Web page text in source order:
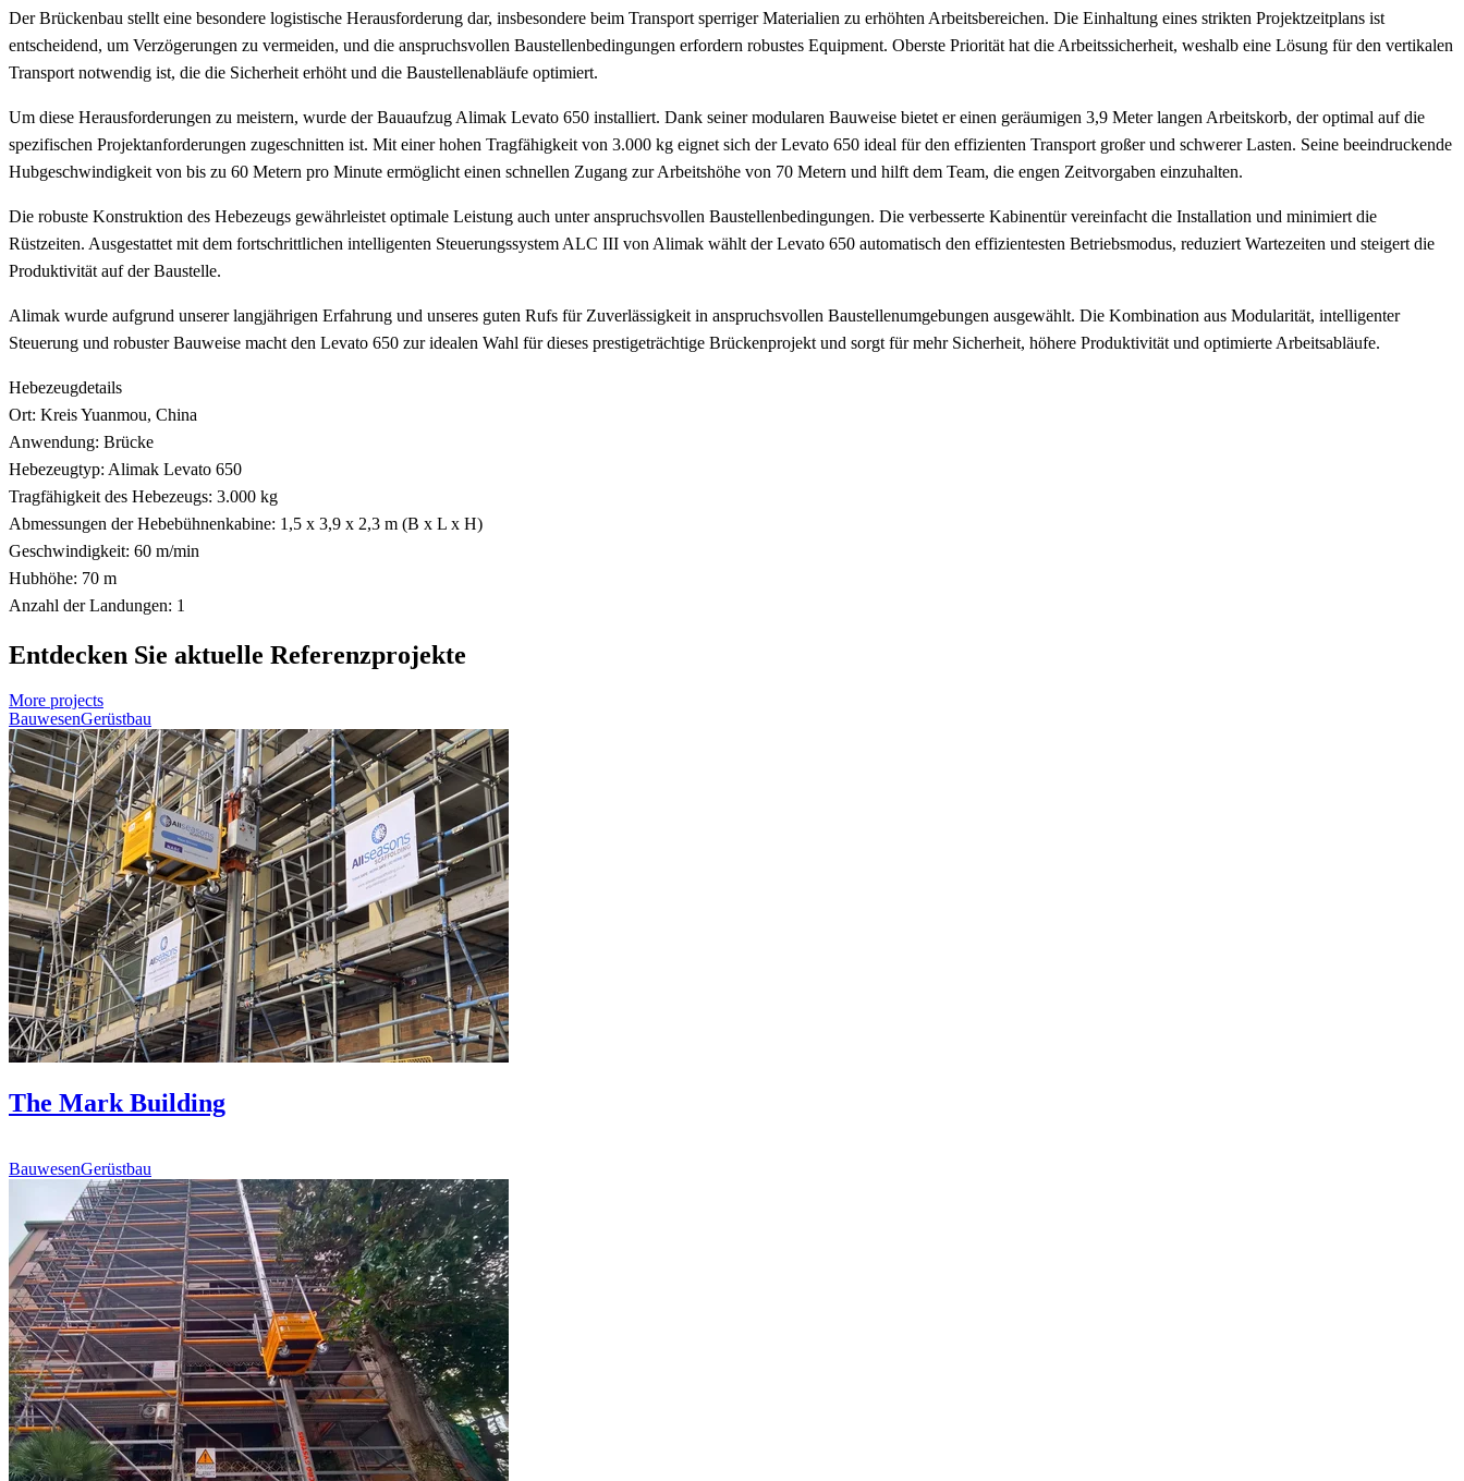
Der Brückenbau stellt eine besondere logistische Herausforderung dar, insbesondere beim Transport sperriger Materialien zu erhöhten Arbeitsbereichen. Die Einhaltung eines strikten Projektzeitplans ist
entscheidend, um Verzögerungen zu vermeiden, und die anspruchsvollen Baustellenbedingungen erfordern robustes Equipment. Oberste Priorität hat die Arbeitssicherheit, weshalb eine Lösung für den vertikalen
Transport notwendig ist, die die Sicherheit erhöht und die Baustellenabläufe optimiert.
Um diese Herausforderungen zu meistern, wurde der Bauaufzug Alimak Levato 650 installiert. Dank seiner modularen Bauweise bietet er einen geräumigen 3,9 Meter langen Arbeitskorb, der optimal auf die
spezifischen Projektanforderungen zugeschnitten ist. Mit einer hohen Tragfähigkeit von 3.000 kg eignet sich der Levato 650 ideal für den effizienten Transport großer und schwerer Lasten. Seine beeindruckende
Hubgeschwindigkeit von bis zu 60 Metern pro Minute ermöglicht einen schnellen Zugang zur Arbeitshöhe von 70 Metern und hilft dem Team, die engen Zeitvorgaben einzuhalten.
Die robuste Konstruktion des Hebezeugs gewährleistet optimale Leistung auch unter anspruchsvollen Baustellenbedingungen. Die verbesserte Kabinentür vereinfacht die Installation und minimiert die
Rüstzeiten. Ausgestattet mit dem fortschrittlichen intelligenten Steuerungssystem ALC III von Alimak wählt der Levato 650 automatisch den effizientesten Betriebsmodus, reduziert Wartezeiten und steigert die
Produktivität auf der Baustelle.
Alimak wurde aufgrund unserer langjährigen Erfahrung und unseres guten Rufs für Zuverlässigkeit in anspruchsvollen Baustellenumgebungen ausgewählt. Die Kombination aus Modularität, intelligenter
Steuerung und robuster Bauweise macht den Levato 650 zur idealen Wahl für dieses prestigeträchtige Brückenprojekt und sorgt für mehr Sicherheit, höhere Produktivität und optimierte Arbeitsabläufe.
Hebezeugdetails
Ort: Kreis Yuanmou, China
Anwendung: Brücke
Hebezeugtyp: Alimak Levato 650
Tragfähigkeit des Hebezeugs: 3.000 kg
Abmessungen der Hebebühnenkabine: 1,5 x 3,9 x 2,3 m (B x L x H)
Geschwindigkeit: 60 m/min
Hubhöhe: 70 m
Anzahl der Landungen: 1
Entdecken Sie aktuelle Referenzprojekte
More projects
BauwesenGerüstbau
The Mark Building
BauwesenGerüstbau